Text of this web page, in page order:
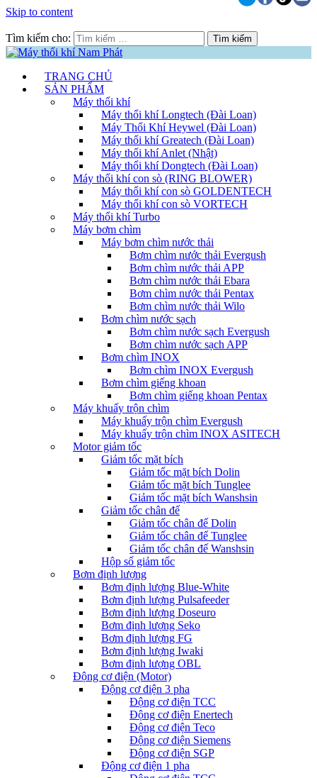
Skip to content
Tìm kiếm cho:
TRANG CHỦ
SẢN PHẨM
Máy thổi khí
Máy thổi khí Longtech (Đài Loan)
Máy Thổi Khí Heywel (Đài Loan)
Máy thổi khí Greatech (Đài Loan)
Máy thổi khí Anlet (Nhật)
Máy thổi khí Dongtech (Đài Loan)
Máy thổi khí con sò (RING BLOWER)
Máy thổi khí con sò GOLDENTECH
Máy thổi khí con sò VORTECH
Máy thổi khí Turbo
Máy bơm chìm
Máy bơm chìm nước thải
Bơm chìm nước thải Evergush
Bơm chìm nước thải APP
Bơm chìm nước thải Ebara
Bơm chìm nước thải Pentax
Bơm chìm nước thải Wilo
Bơm chìm nước sạch
Bơm chìm nước sạch Evergush
Bơm chìm nước sạch APP
Bơm chìm INOX
Bơm chìm INOX Evergush
Bơm chìm giếng khoan
Bơm chìm giếng khoan Pentax
Máy khuấy trộn chìm
Máy khuấy trộn chìm Evergush
Máy khuấy trộn chìm INOX ASITECH
Motor giảm tốc
Giảm tốc mặt bích
Giảm tốc mặt bích Dolin
Giảm tốc mặt bích Tunglee
Giảm tốc mặt bích Wanshsin
Giảm tốc chân đế
Giảm tốc chân đế Dolin
Giảm tốc chân đế Tunglee
Giảm tốc chân đế Wanshsin
Hộp số giảm tốc
Bơm định lượng
Bơm định lượng Blue-White
Bơm định lượng Pulsafeeder
Bơm định lượng Doseuro
Bơm định lượng Seko
Bơm định lượng FG
Bơm định lượng Iwaki
Bơm định lượng OBL
Động cơ điện (Motor)
Động cơ điện 3 pha
Động cơ điện TCC
Động cơ điện Enertech
Động cơ điện Teco
Động cơ điện Siemens
Động cơ điện SGP
Động cơ điện 1 pha